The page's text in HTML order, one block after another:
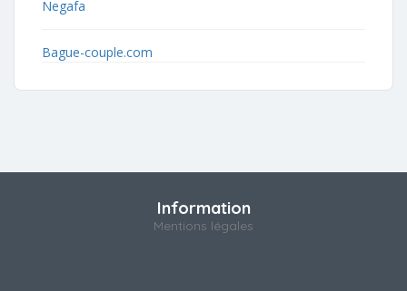
Negafa
Bague-couple.com
Information
Mentions légales